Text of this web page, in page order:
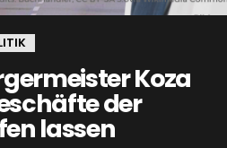
Koza
der
lassen